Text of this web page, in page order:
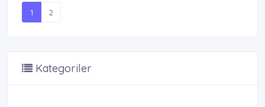
1 2
Kategoriler